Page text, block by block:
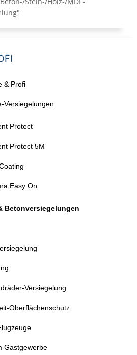
& Profi
Versiegelungen
Protect
Protect 5M
Easy On
Betonversiegelungen
Versiegelung
Oberflächenschutz
Gastgewerbe